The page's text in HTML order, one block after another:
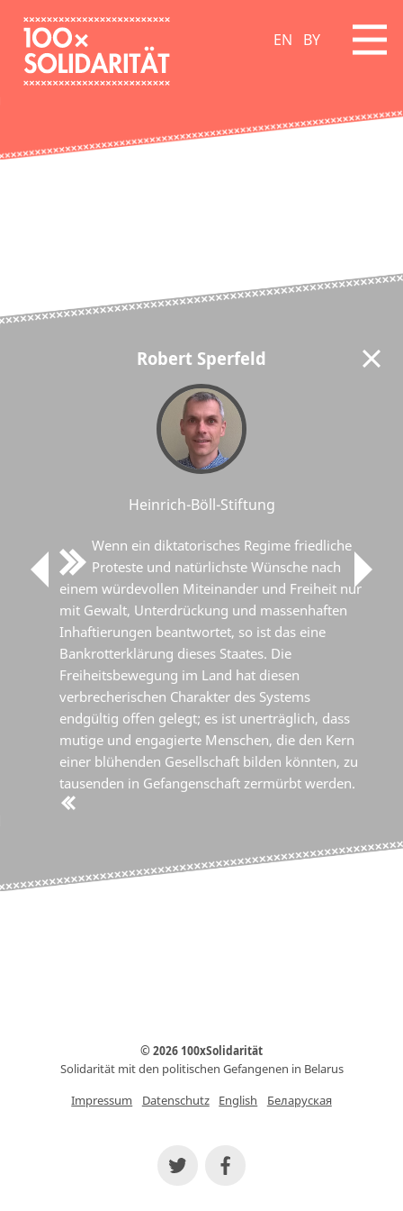
EN BY
Robert Sperfeld
Heinrich-Böll-Stiftung
Wenn ein diktatorisches Regime friedliche
Proteste und natürlichste Wünsche nach
einem würdevollen Miteinander und Freiheit nur
mit Gewalt, Unterdrückung und massenhaften
Inhaftierungen beantwortet, so ist das eine
Bankrotterklärung dieses Staates. Die
Freiheitsbewegung im Land hat diesen
verbrecherischen Charakter des Systems
endgültig offen gelegt; es ist unerträglich, dass
mutige und engagierte Menschen, die den Kern
einer blühenden Gesellschaft bilden könnten, zu
tausenden in Gefangenschaft zermürbt werden.
© 2026 100xSolidarität
Solidarität mit den politischen Gefangenen in Belarus
Impressum
Datenschutz English Беларуская